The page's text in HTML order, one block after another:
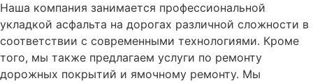
Наша компания занимается профессиональной
укладкой асфальта на дорогах различной сложности в
соответствии с современными технологиями. Кроме
того, мы также предлагаем услуги по ремонту
дорожных покрытий и ямочному ремонту. Мы